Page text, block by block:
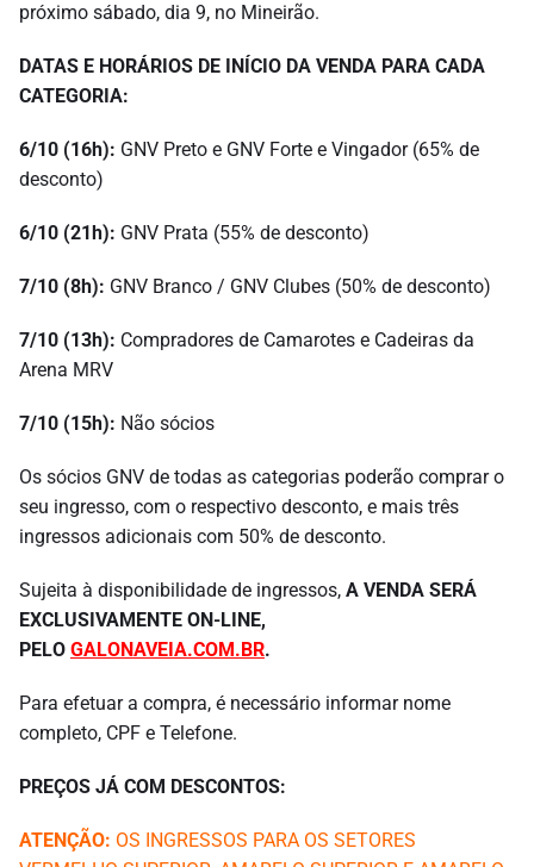
próximo sábado, dia 9, no Mineirão.
DATAS E HORÁRIOS DE INÍCIO DA VENDA PARA CADA
CATEGORIA:
6/10 (16h): GNV Preto e GNV Forte e Vingador (65% de
desconto)
6/10 (21h): GNV Prata (55% de desconto)
7/10 (8h): GNV Branco / GNV Clubes (50% de desconto)
7/10 (13h): Compradores de Camarotes e Cadeiras da
Arena MRV
7/10 (15h): Não sócios
Os sócios GNV de todas as categorias poderão comprar o
seu ingresso, com o respectivo desconto, e mais três
ingressos adicionais com 50% de desconto.
Sujeita à disponibilidade de ingressos, A VENDA SERÁ
EXCLUSIVAMENTE ON-LINE,
PELO GALONAVEIA.COM.BR.
Para efetuar a compra, é necessário informar nome
completo, CPF e Telefone.
PREÇOS JÁ COM DESCONTOS:
ATENÇÃO: OS INGRESSOS PARA OS SETORES